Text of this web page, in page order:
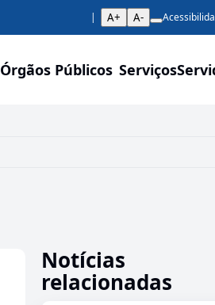
A+ A-
Órgãos Públicos Serviços
Notícias
relacionadas